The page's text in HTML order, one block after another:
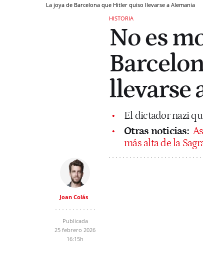
La joya de Barcelona que Hitler quiso llevarse a Alemania
HISTORIA
No es
llevarse
El dictador nazi
Otras noticias:
más alta de la
Joan Colás
Publicada
25 febrero 2026
16:15h